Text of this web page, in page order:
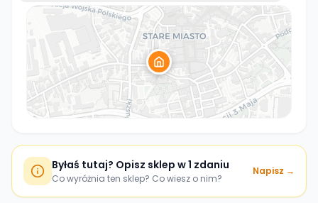
Byłaś tutaj? Opisz sklep w 1 zdaniu
Co wyróżnia ten sklep? Co wiesz o nim?
Napisz →